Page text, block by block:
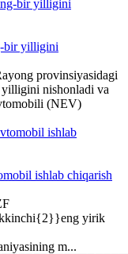
bir yilligini
provinsiyasidagi
nishonladi va
(NEV)
ishlab chiqarish
yirik
m...